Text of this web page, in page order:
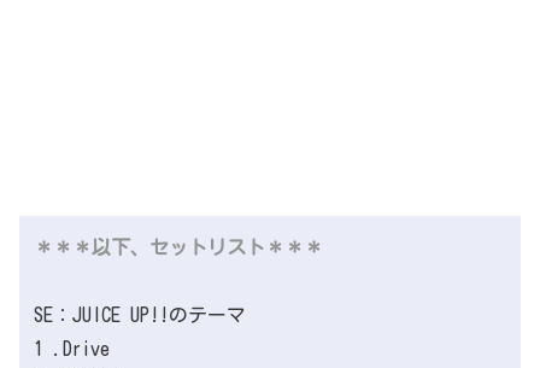
＊＊＊以下、セットリスト＊＊＊
SE：JUICE UP!!のテーマ
1 .Drive